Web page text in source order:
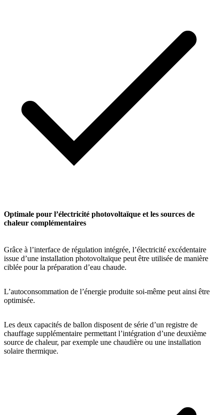
Optimale pour l’électricité photovoltaïque et les sources de
chaleur complémentaires
Grâce à l’interface de régulation intégrée, l’électricité excédentaire
issue d’une installation photovoltaïque peut être utilisée de manière
ciblée pour la préparation d’eau chaude.
L’autoconsommation de l’énergie produite soi-même peut ainsi être
optimisée.
Les deux capacités de ballon disposent de série d’un registre de
chauffage supplémentaire permettant l’intégration d’une deuxième
source de chaleur, par exemple une chaudière ou une installation
solaire thermique.